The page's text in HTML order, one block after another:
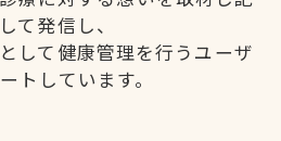
て発信し、
して健康管理を行うユーザ
トしています。